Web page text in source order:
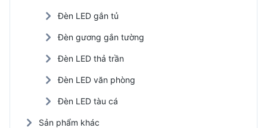
Đèn LED gắn tủ
Đèn gương gắn tường
Đèn LED thả trần
Đèn LED văn phòng
Đèn LED tàu cá
Sản phẩm khác